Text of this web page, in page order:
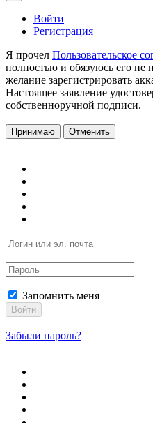
Войти
Регистрация
Я прочел Пользовательское
полностью и обязуюсь его не
желание зарегистрировать
Настоящее заявление
собственноручной подписи.
Принимаю Отменить
Запомнить меня
Войти
Забыли пароль?